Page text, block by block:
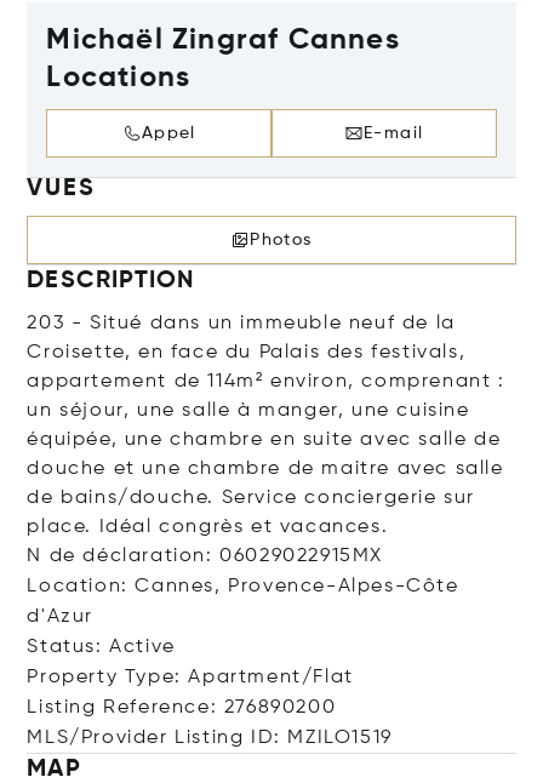
Michaël Zingraf Cannes
Locations
Appel E-mail
VUES
Photos
DESCRIPTION
203 - Situé dans un immeuble neuf de la
Croisette, en face du Palais des festivals,
appartement de 114m² environ, comprenant :
un séjour, une salle à manger, une cuisine
équipée, une chambre en suite avec salle de
douche et une chambre de maitre avec salle
de bains/douche. Service conciergerie sur
place. Idéal congrès et vacances.
N de déclaration: 06029022915MX
Location: Cannes, Provence-Alpes-Côte
d'Azur
Status: Active
Property Type: Apartment/Flat
Listing Reference: 276890200
MLS/Provider Listing ID: MZILO1519
MAP